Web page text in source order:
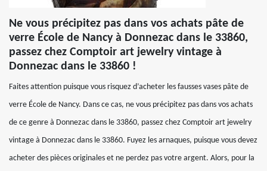
Ne vous précipitez pas dans vos achats pâte de
verre École de Nancy à Donnezac dans le 33860,
passez chez Comptoir art jewelry vintage à
Donnezac dans le 33860 !
Faites attention puisque vous risquez d’acheter les fausses vases pâte de
verre École de Nancy. Dans ce cas, ne vous précipitez pas dans vos achats
de ce genre à Donnezac dans le 33860, passez chez Comptoir art jewelry
vintage à Donnezac dans le 33860. Fuyez les arnaques, puisque vous devez
acheter des pièces originales et ne perdez pas votre argent. Alors, pour la